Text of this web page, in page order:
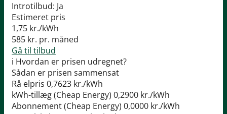
Introtilbud: Ja
Estimeret pris
1,75 kr./kWh
585 kr. pr. måned
Gå til tilbud
i Hvordan er prisen udregnet?
Sådan er prisen sammensat
Rå elpris 0,7623 kr./kWh
kWh-tillæg (Cheap Energy) 0,2900 kr./kWh
Abonnement (Cheap Energy) 0,0000 kr./kWh